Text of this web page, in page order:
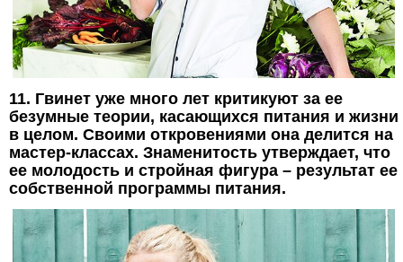
11. Гвинет уже много лет критикуют за ее
безумные теории, касающихся питания и жизни
в целом. Своими откровениями она делится на
мастер-классах. Знаменитость утверждает, что
ее молодость и стройная фигура – результат ее
собственной программы питания.